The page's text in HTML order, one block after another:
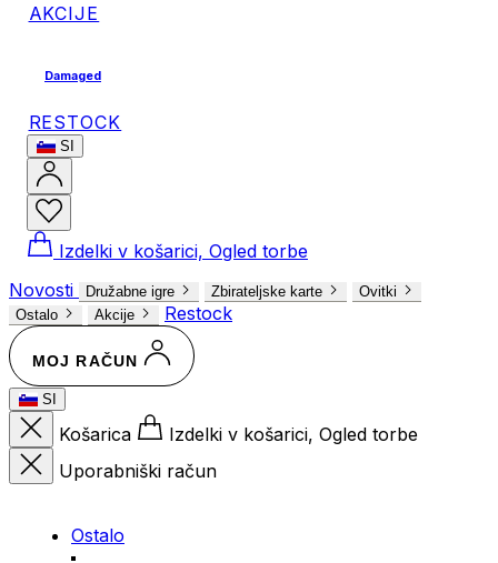
AKCIJE
Damaged
RESTOCK
SI
Izdelki v košarici, Ogled torbe
Novosti
Družabne igre Zbirateljske karte
Ovitki
Ostalo
Akcije Restock
MOJ RAČUN
SI
Košarica
Izdelki v košarici, Ogled torbe
Uporabniški račun
Ostalo